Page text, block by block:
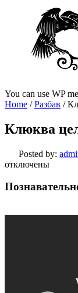
You can use WP
Home /Разбав /
Клюква
Posted by:
отключены